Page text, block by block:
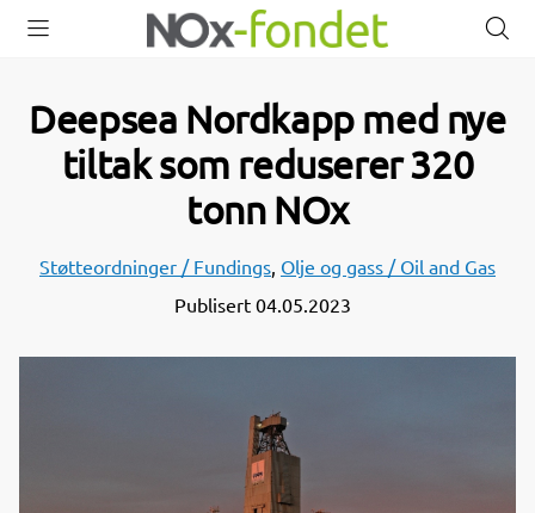
Deepsea Nordkapp med nye
tiltak som reduserer 320
tonn NOx
Støtteordninger / Fundings, Olje og gass / Oil and Gas
Publisert 04.05.2023